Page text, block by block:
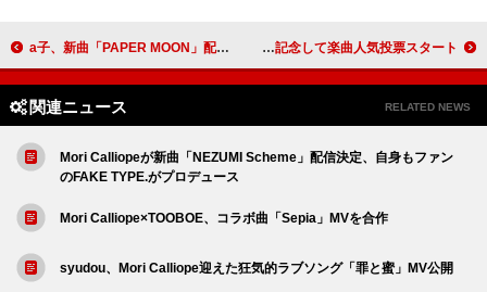
a子、新曲「PAPER MOON」配信リリース アヴィーチー、ベスト盤『フォーエヴァー』発売を記念して楽曲人気投票スタート
関連ニュース RELATED NEWS
Mori Calliopeが新曲「NEZUMI Scheme」配信決定、自身もファン
のFAKE TYPE.がプロデュース
Mori Calliope×TOOBOE、コラボ曲「Sepia」MVを合作
syudou、Mori Calliope迎えた狂気的ラブソング「罪と蜜」MV公開